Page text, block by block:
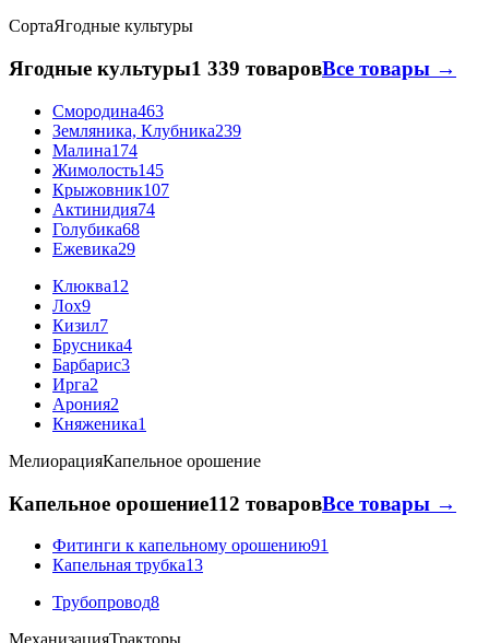
СортаЯгодные культуры
Ягодные культуры1 339 товаровВсе товары →
Смородина463
Земляника, Клубника239
Малина174
Жимолость145
Крыжовник107
Актинидия74
Голубика68
Ежевика29
Клюква12
Лох9
Кизил7
Брусника4
Барбарис3
Ирга2
Арония2
Княженика1
МелиорацияКапельное орошение
Капельное орошение112 товаровВсе товары →
Фитинги к капельному орошению91
Капельная трубка13
Трубопровод8